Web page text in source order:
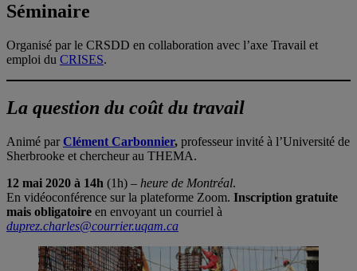
Séminaire
Organisé par le CRSDD en collaboration avec l’axe Travail et
emploi du CRISES.
La question du coût du travail
Animé parClément Carbonnier, professeur invité à l’Université de
Sherbrooke et chercheur au THEMA.
12 mai 2020 à 14h (1h) – heure de Montréal.
En vidéoconférence sur la plateforme Zoom. Inscription gratuite
mais obligatoire en envoyant un courriel à
duprez.charles@courrier.uqam.ca